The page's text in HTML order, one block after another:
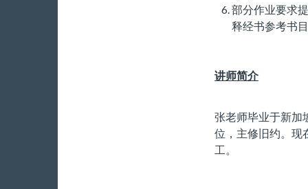
部分作业要求
释经书参考书
讲师简介
张老师毕业于新加
位，主修旧约。现
工。